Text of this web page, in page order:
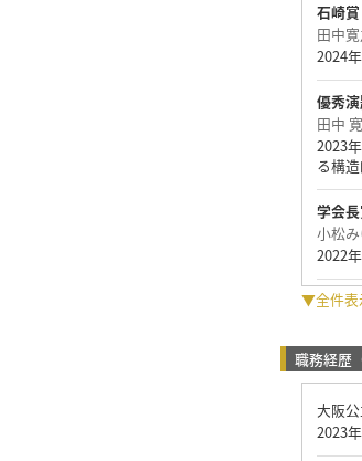
石崎
田中
2024
優秀
田中
2023
る構
学会
小松
2022
▼全件表
職務経歴
大阪
2023